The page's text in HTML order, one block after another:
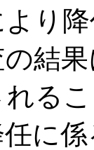
り
結
る
に係